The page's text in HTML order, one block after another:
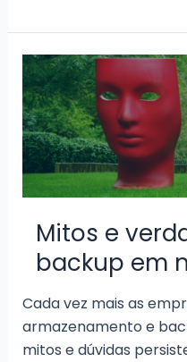
do
Backup:
o
que
é,
e
por
que
existe?
Mitos e
backup em
Cada vez mais as
armazenamento e
mitos e dúvidas